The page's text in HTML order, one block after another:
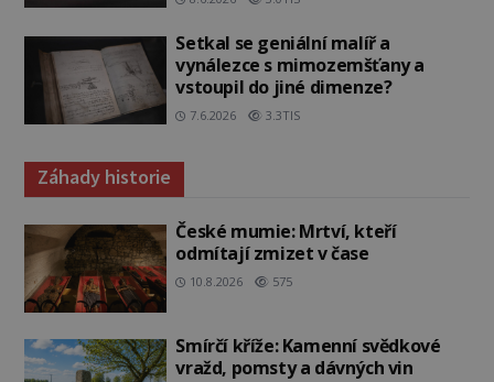
Setkal se geniální malíř a
vynálezce s mimozemšťany a
vstoupil do jiné dimenze?
7.6.2026 3.3TIS
Záhady historie
České mumie: Mrtví, kteří
odmítají zmizet v čase
10.8.2026 575
Smírčí kříže: Kamenní svědkové
vražd, pomsty a dávných vin